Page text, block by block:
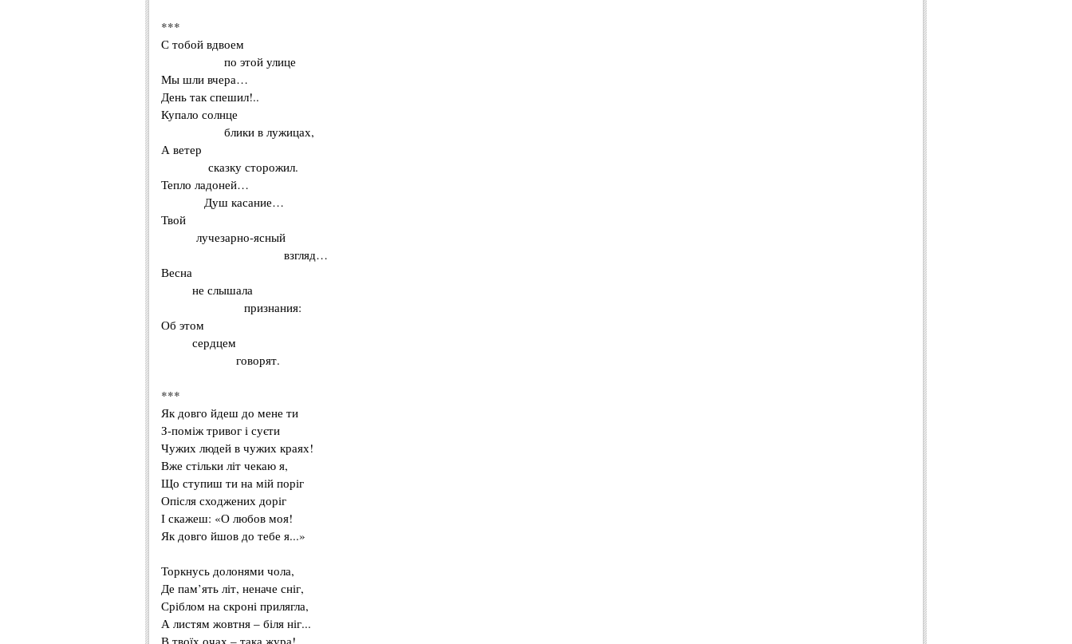
***
С тобой вдвоем
по этой улице
Мы шли вчера…
День так спешил!..
Купало солнце
блики в лужицах,
А ветер
сказку сторожил.
Тепло ладоней…
Душ касание…
Твой
лучезарно-ясный
взгляд…
Весна
не слышала
признания:
Об этом
сердцем
говорят.
***
Як довго йдеш до мене ти
З-поміж тривог і суєти
Чужих людей в чужих краях!
Вже стільки літ чекаю я,
Що ступиш ти на мій поріг
Опісля сходжених доріг
І скажеш: «О любов моя!
Як довго йшов до тебе я...»
Торкнусь долонями чола,
Де пам’ять літ, неначе сніг,
Сріблом на скроні прилягла,
А листям жовтня – біля ніг...
В твоїх очах – така жура!